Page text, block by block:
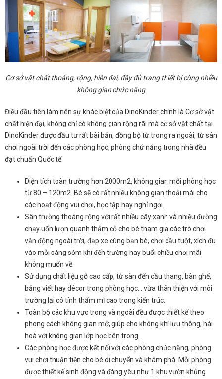
Cơ sở vật chấtthoáng, rộng, hiện đại, đầy đủ trang thiết bị cùng nhiều
không gian chức năng
Điều đầu tiên làm nên sự khác biệt của DinoKinder chính là Cơ sở vật
chất hiện đại, không chỉ có không gian rộng rãi mà cơ sở vật chất tại
DinoKinder được đầu tư rất bài bản, đồng bộ từ trong ra ngoài, từ sân
chơi ngoài trời đến các phòng học, phòng chứ năng trong nhà đều
đạt chuẩn Quốc tế.
Diện tích toàn trường hơn 2000m2, không gian mỗi phòng học
từ 80 – 120m2. Bé sẽ có rất nhiều không gian thoải mái cho
các hoạt động vui chơi, học tập hay nghỉ ngơi.
Sân trường thoáng rộng với rất nhiều cây xanh và nhiều đường
chạy uốn lượn quanh thảm cỏ cho bé tham gia các trò chơi
vận động ngoài trời, đạp xe cùng bạn bè, chơi cầu tuột, xích đu
vào mỗi sáng sớm khi đến trường hay buổi chiều chơi mãi
không muốn về.
Sử dụng chất liệu gỗ cao cấp, từ sàn đến cầu thang, bàn ghế,
bảng viết hay décor trong phòng học… vừa thân thiện với môi
trường lại có tính thẩm mĩ cao trong kiến trúc.
Toàn bộ các khu vực trong và ngoài đều được thiết kế theo
phong cách không gian mở, giúp cho không khí lưu thông, hài
hoà với không gian lớp học bên trong.
Các phòng học được kết nối với các phòng chức năng, phòng
vui chơi thuận tiện cho bé di chuyển và khám phá. Mỗi phòng
được thiết kế sinh động và đáng yêu như 1 khu vườn khủng